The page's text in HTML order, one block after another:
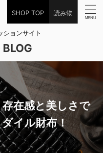
SHOP TOP 読み物
ションサイト
在感と美しさで
イル財布！